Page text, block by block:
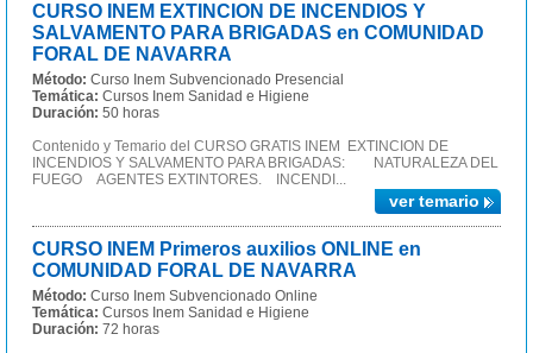
CURSO INEM EXTINCION DE INCENDIOS Y
SALVAMENTO PARA BRIGADAS en COMUNIDAD
FORAL DE NAVARRA
Método: Curso Inem Subvencionado Presencial
Temática: Cursos Inem Sanidad e Higiene
Duración: 50 horas
Contenido y Temario del CURSO GRATIS INEM EXTINCION DE
INCENDIOS Y SALVAMENTO PARA BRIGADAS: NATURALEZA DEL
FUEGO AGENTES EXTINTORES. INCENDI...
ver temario
CURSO INEM Primeros auxilios ONLINE en
COMUNIDAD FORAL DE NAVARRA
Método: Curso Inem Subvencionado Online
Temática: Cursos Inem Sanidad e Higiene
Duración: 72 horas